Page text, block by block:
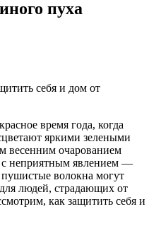
пуха
время года, когда
яркими зелеными
весенним очарованием
с неприятным явлением —
волокна могут
людей, страдающих от
как защитить себя и